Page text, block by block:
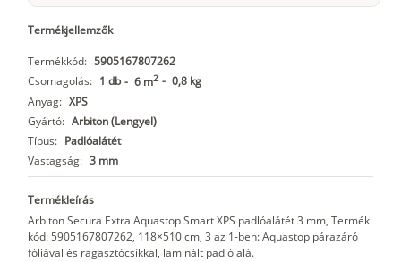
Termékjellemzők
Termékkód: 5905167807262
Csomagolás: 1 db - 6 m2 - 0,8 kg
Anyag: XPS
Gyártó: Arbiton (Lengyel)
Típus: Padlóalátét
Vastagság: 3 mm
Termékleírás
Arbiton Secura Extra Aquastop Smart XPS padlóalátét 3 mm, Termék
kód: 5905167807262, 118×510 cm, 3 az 1-ben: Aquastop párazáró
fóliával és ragasztócsíkkal, laminált padló alá.